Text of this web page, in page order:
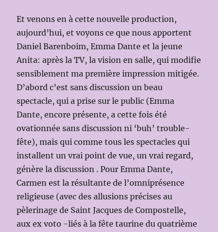
Et venons en à cette nouvelle production,
aujourd’hui, et voyons ce que nous apportent
Daniel Barenboim, Emma Dante et la jeune
Anita: après la TV, la vision en salle, qui modifie
sensiblement ma première impression mitigée.
D’abord c’est sans discussion un beau
spectacle, qui a prise sur le public (Emma
Dante, encore présente, a cette fois été
ovationnée sans discussion ni ‘buh’ trouble-
fête), mais qui comme tous les spectacles qui
installent un vrai point de vue, un vrai regard,
génère la discussion . Pour Emma Dante,
Carmen est la résultante de l’omniprésence
religieuse (avec des allusions précises au
pèlerinage de Saint Jacques de Compostelle,
aux ex voto -liés à la fête taurine du quatrième